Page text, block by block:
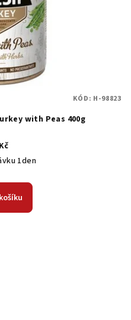
with Peas 400g
1den
KÓD: H-98823